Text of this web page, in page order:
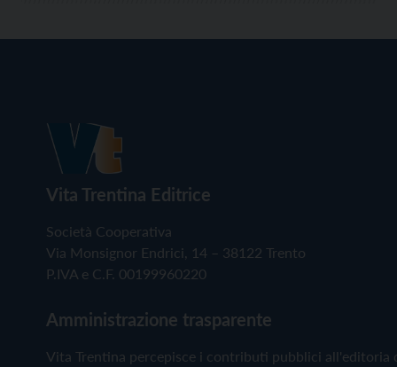
Vita Trentina Editrice
Società Cooperativa
Via Monsignor Endrici, 14 – 38122 Trento
P.IVA e C.F. 00199960220
Amministrazione trasparente
Vita Trentina percepisce i contributi pubblici all'editoria